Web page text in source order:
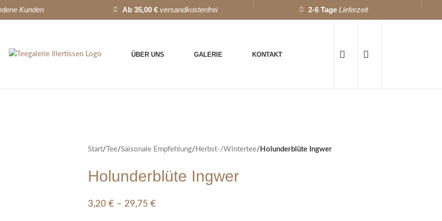
Kunden Ab 35,00 € versandkostenfrei 2-6 TageLieferzeit
ÜBER UNS GALERIE KONTAKT
Start/ Tee/Saisonale Empfehlung/ Herbst-/Wintertee/ Holunderblüte Ingwer
Holunderblüte Ingwer
3,20 € – 29,75 €